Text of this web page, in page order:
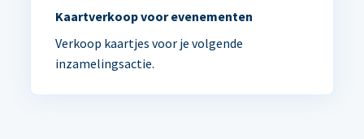
Kaartverkoop voor evenementen
Verkoop kaartjes voor je volgende
inzamelingsactie.